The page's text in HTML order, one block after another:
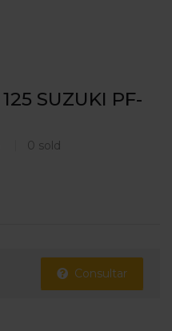
SUZUKI PF-
0 sold
Consultar